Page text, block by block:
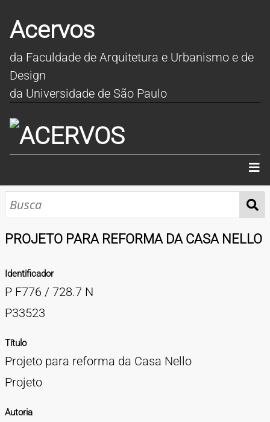
Acervos
da Faculdade de Arquitetura e Urbanismo e de
Design
da Universidade de São Paulo
INÍCIO
Cartazes
Diapositivos
Documentação
Fotografias
Maquetes
Negativos
Periódicos
Publicações
Projetos
Vídeos
BUSCA AVANÇADA
CONTATOS
EXPEDIENTE
PROJETO PARA REFORMA DA CASA NELLO
Identificador
P F776 / 728.7 N
P33523
Título
Projeto para reforma da Casa Nello
Projeto
Autoria